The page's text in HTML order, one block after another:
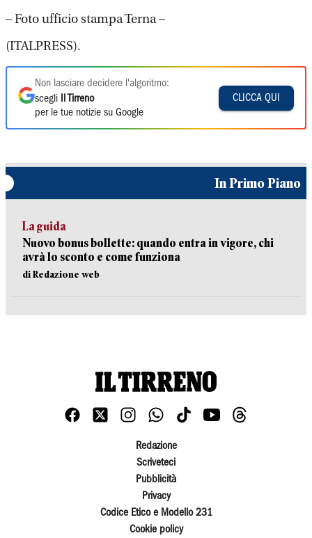
– Foto ufficio stampa Terna –
(ITALPRESS).
Non lasciare decidere l'algoritmo:
scegli
Il Tirreno
per le tue notizie su Google
CLICCA QUI
In Primo Piano
La guida
Nuovo bonus bollette: quando entra in vigore, chi
avrà lo sconto e come funziona
di Redazione web
Redazione
Scriveteci
Pubblicità
Privacy
Codice Etico e Modello 231
Cookie policy